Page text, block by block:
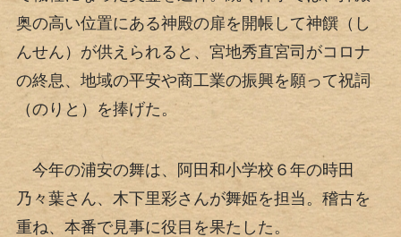
奥の高い位置にある神殿の扉を開帳して神饌（し
んせん）が供えられると、宮地秀直宮司がコロナ
の終息、地域の平安や商工業の振興を願って祝詞
（のりと）を捧げた。
今年の浦安の舞は、阿田和小学校６年の時田
乃々葉さん、木下里彩さんが舞姫を担当。稽古を
重ね、本番で見事に役目を果たした。